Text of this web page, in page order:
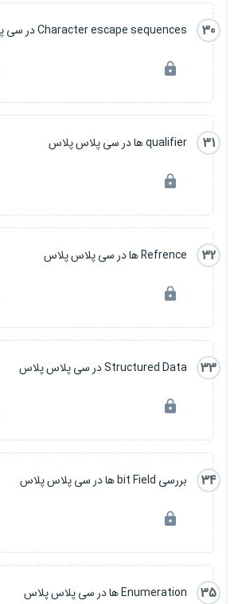
30 Character escape sequences در سی پلاس پلاس
31 qualifier ها در سی پلاس پلاس
32 Refrence ها در سی پلاس پلاس
33 Structured Data در سی پلاس پلاس
34 بررسی bit Field ها در سی پلاس پلاس
35 Enumeration ها در سی پلاس پلاس